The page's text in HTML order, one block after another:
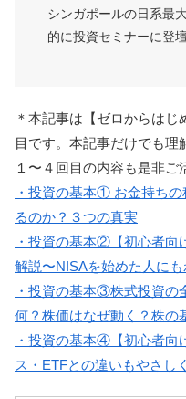
シンガポールの日系最
的に投資セミナーに登壇
＊本記事は【ゼロからは
目です。本記事だけでも理
１〜４回目の内容も是非ご
・投資の基本① お金持ち
るのか？３つの真実
・投資の基本②【初心者向
解説〜NISAを始めた人に
・投資の基本③株式投資の
何？株価はなぜ動く？株の
・投資の基本④【初心者向
ス・ETFとの違いもやさし